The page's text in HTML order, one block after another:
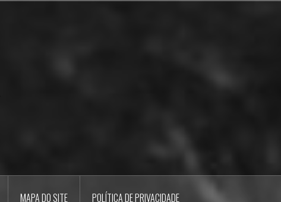
MAPA DO SITE POLÍTICA DE PRIVACIDADE